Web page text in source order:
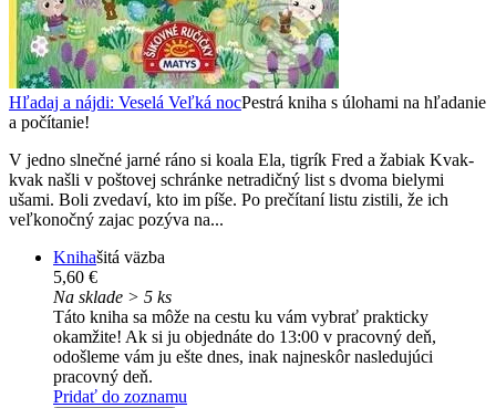
Hľadaj a nájdi: Veselá Veľká nocPestrá kniha s úlohami na hľadanie
a počítanie!
V jedno slnečné jarné ráno si koala Ela, tigrík Fred a žabiak Kvak-
kvak našli v poštovej schránke netradičný list s dvoma bielymi
ušami. Boli zvedaví, kto im píše. Po prečítaní listu zistili, že ich
veľkonočný zajac pozýva na...
Knihašitá väzba
5,60 €
Na sklade > 5 ks
Táto kniha sa môže na cestu ku vám vybrať prakticky
okamžite! Ak si ju objednáte do 13:00 v pracovný deň,
odošleme vám ju ešte dnes, inak najneskôr nasledujúci
pracovný deň.
Pridať do zoznamu